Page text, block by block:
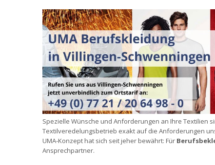
Spezielle Wünsche und Anforderungen an Ihre Textilien
Textilveredelungsbetrieb exakt auf die Anforderungen
UMA-Konzept hat sich seit jeher bewährt: Für
Ansprechpartner.